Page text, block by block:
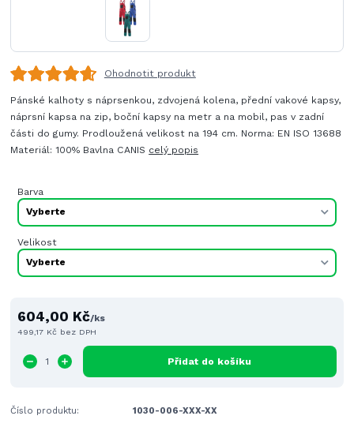
Ohodnotit produkt
Pánské kalhoty s náprsenkou, zdvojená kolena, přední vakové kapsy,
náprsní kapsa na zip, boční kapsy na metr a na mobil, pas v zadní
části do gumy. Prodloužená velikost na 194 cm. Norma: EN ISO 13688
Materiál: 100% Bavlna CANIS celý popis
Barva
Velikost
604,00 Kč/ks
499,17 Kč bez DPH
Přidat do košíku
Číslo produktu: 1030-006-XXX-XX